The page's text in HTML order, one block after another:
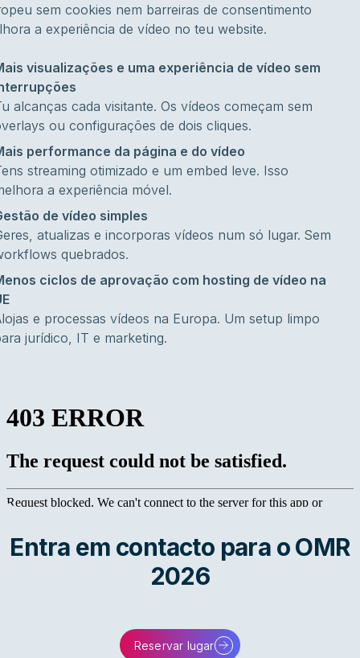
sem cookies nem barreiras de consentimento
a experiência de vídeo no teu website.
visualizações e uma experiência de vídeo sem
alcanças cada visitante. Os vídeos começam sem
ou configurações de dois cliques.
performance da página e do vídeo
streaming otimizado e um embed leve. Isso
a experiência móvel.
de vídeo simples
atualizas e incorporas vídeos num só lugar. Sem
quebrados.
ciclos de aprovação com hosting de vídeo na
e processas vídeos na Europa. Um setup limpo
jurídico, IT e marketing.
Entra em contacto para o OMR
2026
Reservar lugar